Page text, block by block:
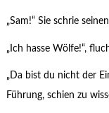
„Sam!“ Sie schrie
„Ich hasse Wölfe!“,
„Da bist du nicht der
Führung, schien zu